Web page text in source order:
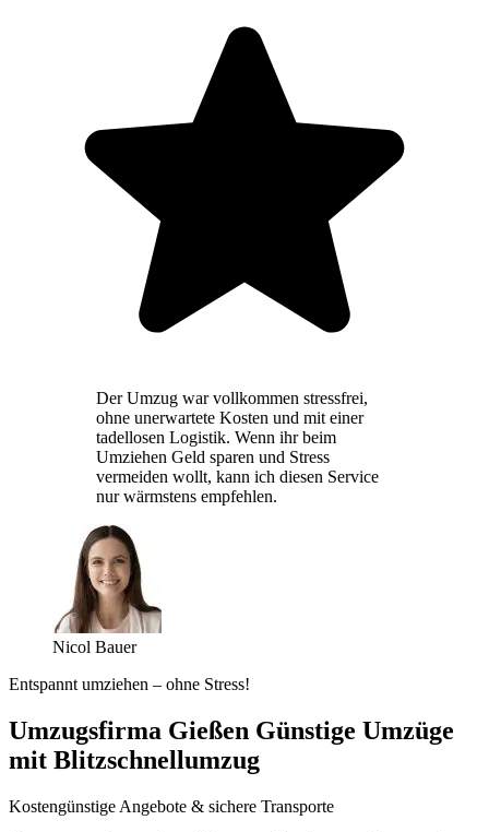
Der Umzug war vollkommen stressfrei,
ohne unerwartete Kosten und mit einer
tadellosen Logistik. Wenn ihr beim
Umziehen Geld sparen und Stress
vermeiden wollt, kann ich diesen Service
nur wärmstens empfehlen.
Nicol Bauer
Entspannt umziehen – ohne Stress!
Umzugsfirma Gießen Günstige Umzüge
mit Blitzschnellumzug
Kostengünstige Angebote & sichere Transporte